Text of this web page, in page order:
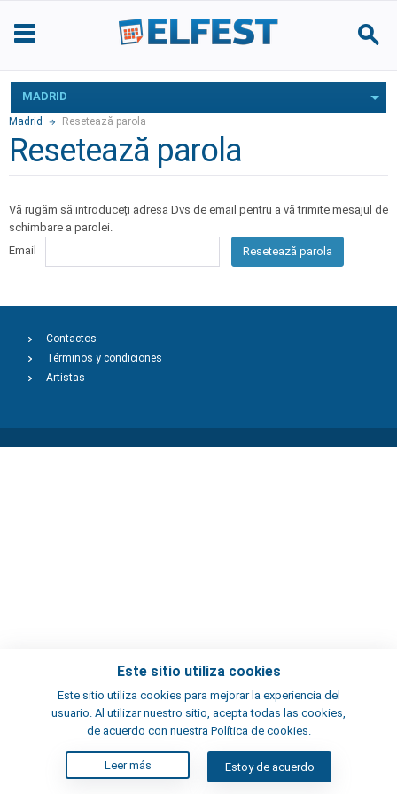
MADRID
Madrid Resetează parola
Resetează parola
Vă rugăm să introduceți adresa Dvs de email pentru a vă trimite mesajul de
schimbare a parolei.
Email
Resetează parola
Este sitio utiliza cookies
Este sitio utiliza cookies para mejorar la experiencia del
usuario. Al utilizar nuestro sitio, acepta todas las cookies,
de acuerdo con nuestra Política de cookies.
Leer más Estoy de acuerdo
Contactos
Términos y condiciones
Artistas